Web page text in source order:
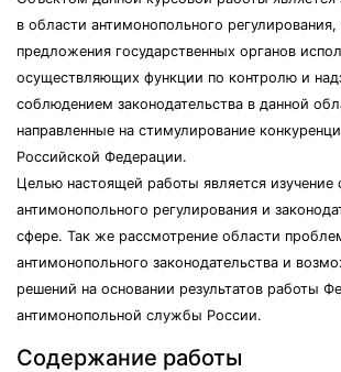
в области антимонопольного
предложения государственных органов
осуществляющих функции по контролю и
соблюдением законодательства в данной
направленные на стимулирование
Российской Федерации.
Целью настоящей работы является изучение
антимонопольного регулирования и
сфере. Так же рассмотрение области
антимонопольного законодательства и
решений на основании результатов работы
антимонопольной службы России.
Содержание работы